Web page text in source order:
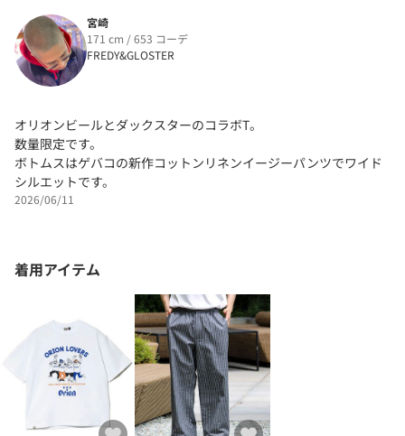
宮崎
171 cm / 653 コーデ
FREDY&GLOSTER
オリオンビールとダックスターのコラボT。
数量限定です。
ボトムスはゲバコの新作コットンリネンイージーパンツでワイド
シルエットです。
2026/06/11
着用アイテム